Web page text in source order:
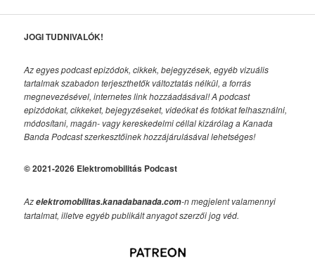
JOGI TUDNIVALÓK!
Az egyes podcast epizódok, cikkek, bejegyzések, egyéb vizuális
tartalmak szabadon terjeszthetők változtatás nélkül, a forrás
megnevezésével, internetes link hozzáadásával!A podcast
epizódokat, cikkeket, bejegyzéseket, videókat és fotókat felhasználni,
módosítani, magán- vagy kereskedelmi céllal kizárólag a Kanada
Banda Podcast szerkesztőinek hozzájárulásával lehetséges!
© 2021-2026 Elektromobilitás Podcast
Azelektromobilitas.kanadabanada.com-n megjelent valamennyi
tartalmat, illetve egyéb publikált anyagot szerzői jog véd.